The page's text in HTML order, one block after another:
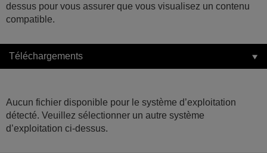
dessus pour vous assurer que vous visualisez un contenu
compatible.
Téléchargements
Aucun fichier disponible pour le système d’exploitation
détecté. Veuillez sélectionner un autre système
d’exploitation ci-dessus.